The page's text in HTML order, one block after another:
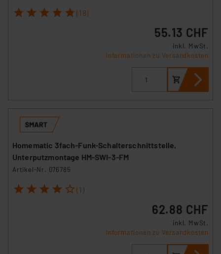
1 2 3 4 5 (18)
55.13 CHF
inkl. MwSt.
Informationen zu Versandkosten
Homematic 3fach-Funk-Schalterschnittstelle,
Unterputzmontage HM-SWI-3-FM
Artikel-Nr. 076785
1 2 3 4 5 (1)
62.88 CHF
inkl. MwSt.
Informationen zu Versandkosten